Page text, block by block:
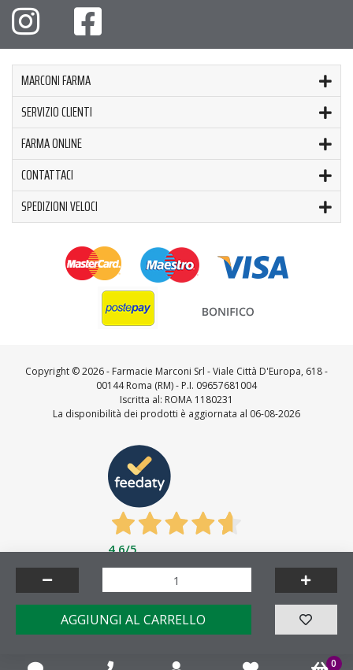
AGGIUNGI AL CARRELLO
MARCONI FARMA
SERVIZIO CLIENTI
FARMA ONLINE
CONTATTACI
SPEDIZIONI VELOCI
Copyright ©2026 - Farmacie Marconi Srl - Viale Città D'Europa, 618 -
00144 Roma (RM) - P.I. 09657681004
Iscritta al: ROMA 1180231
La disponibilità dei prodotti è aggiornata al 06-08-2026
4,6/5
Feedaty4.7/5-23712feedbacks
Made by
0